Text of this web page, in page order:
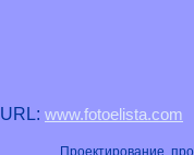
URL: www.fotoelista.com
Проектирование,